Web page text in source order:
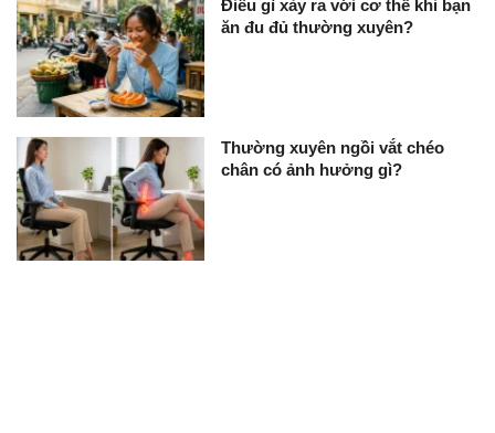
Điều gì xảy ra với cơ thể khi bạn
ăn đu đủ thường xuyên?
Thường xuyên ngồi vắt chéo
chân có ảnh hưởng gì?